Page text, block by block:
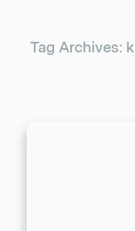
Tag Archives: